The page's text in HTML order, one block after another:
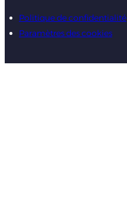
Politique de confidentialité
Paramètres des cookies